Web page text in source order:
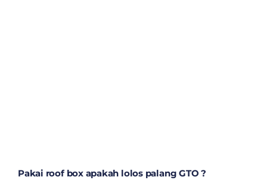
Pakai roof box apakah lolos palang GTO ?